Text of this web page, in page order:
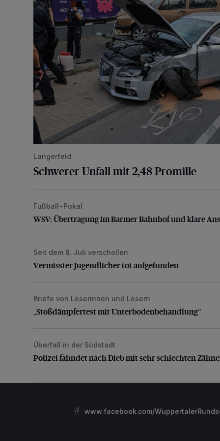
Langerfeld
Schwerer Unfall mit 2,48 Promille
WSV: Übertragung im Barmer Bahnhof und klare
Fußball-Pokal
WSV: Übertragung im Barmer Bahnhof und klare
Vermisster Jugendlicher tot aufgefunden
Seit dem 8. Juli verschollen
Vermisster Jugendlicher tot aufgefunden
„Stoßdämpfertest mit Unterbodenbehandlung“
Briefe von Leserinnen und Lesern
„Stoßdämpfertest mit Unterbodenbehandlung“
Polizei fahndet nach Dieb mit sehr schlechten Zähnen
Überfall in der Südstadt
Polizei fahndet nach Dieb mit sehr schlechten
www.facebook.com/